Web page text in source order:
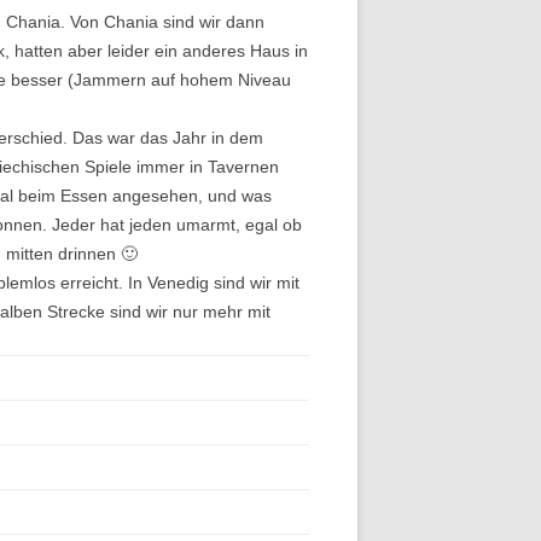
Von Chania sind wir dann
hatten aber leider ein anderes Haus in
besser (Jammern auf hohem Niveau
Das war das Jahr in dem
Spiele immer in Tavernen
beim Essen angesehen, und was
Jeder hat jeden umarmt, egal ob
mitten drinnen 🙂
erreicht. In Venedig sind wir mit
Strecke sind wir nur mehr mit